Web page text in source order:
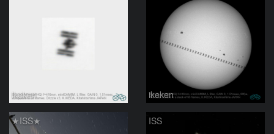
ikeken ikeken
★ISS★ ISS